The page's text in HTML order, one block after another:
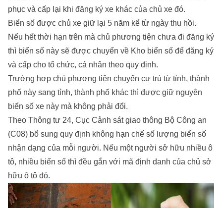
phục và cấp lại khi đăng ký xe khác của chủ xe đó.
Biển số được chủ xe giữ lại 5 năm kể từ ngày thu hồi.
Nếu hết thời hạn trên mà chủ phương tiện chưa đi đăng ký
thì biển số này sẽ được chuyển về Kho biển số để đăng ký
và cấp cho tổ chức, cá nhân theo quy định.
Trường hợp chủ phương tiện chuyển cư trú từ tỉnh, thành
phố này sang tỉnh, thành phố khác thì được giữ nguyên
biển số xe này mà không phải đổi.
Theo Thông tư 24, Cục Cảnh sát giao thông Bộ Công an
(C08) bổ sung quy định không hạn chế số lượng biển số
nhận dạng của mỗi người. Nếu một người sở hữu nhiều ô
tô, nhiều biển số thì đều gắn với mã định danh của chủ sở
hữu ô tô đó.